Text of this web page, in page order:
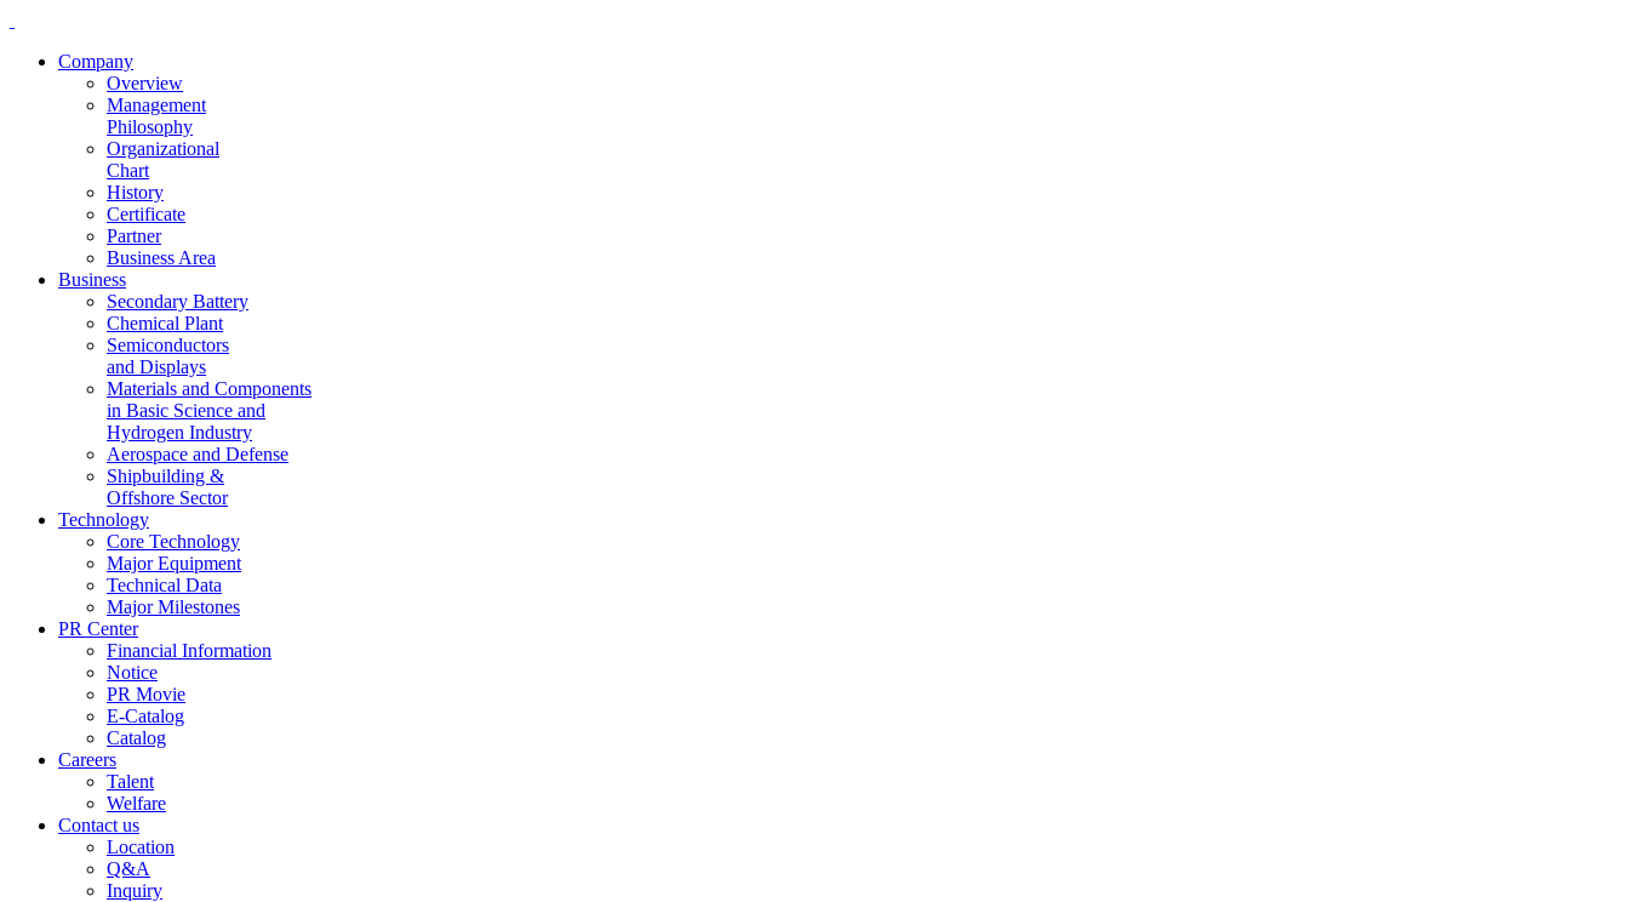
Company
Overview
Management
Philosophy
Organizational
Chart
History
Certificate
Partner
Business Area
Business
Secondary Battery
Chemical Plant
Semiconductors
and Displays
Materials and Components
in Basic Science and
Hydrogen Industry
Aerospace and Defense
Shipbuilding &
Offshore Sector
Technology
Core Technology
Major Equipment
Technical Data
Major Milestones
PR Center
Financial Information
Notice
PR Movie
E-Catalog
Catalog
Careers
Talent
Welfare
Contact us
Location
Q&A
Inquiry